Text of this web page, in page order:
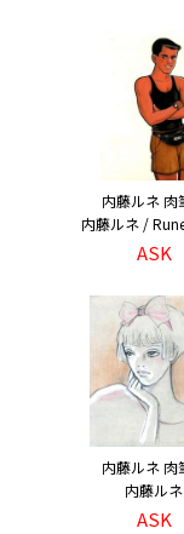
内藤ルネ 肉
内藤ルネ /
ASK
内藤ルネ 肉
内藤ルネ
ASK